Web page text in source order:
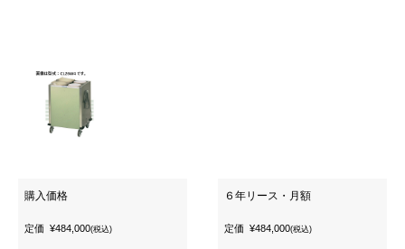
購入価格
定価 ¥484,000(税込)
６年リース・月額
定価 ¥484,000(税込)